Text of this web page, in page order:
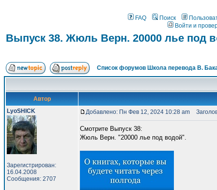
FAQ Поиск
Войти и
Выпуск 38. Жюль Верн. 20000 лье под
Список форумов Школа перевода В.
Автор
LyoSHICK
Зарегистрирован:
16.04.2008
Сообщения: 2707
Добавлено: Пн Фев 12, 2024 10:28 am
Смотрите Выпуск 38:
Жюль Верн. "20000 лье под водой".